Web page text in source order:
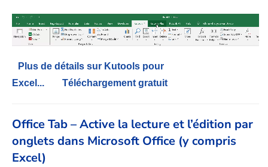
Plus de détails sur Kutools pour
Excel...
Téléchargement gratuit
Office Tab – Active la lecture et l’édition par
onglets dans Microsoft Office (y compris
Excel)